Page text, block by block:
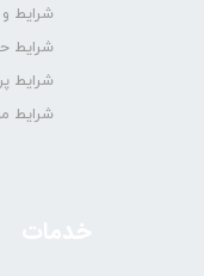
شرایط و
شرایط
شرایط
شرایط